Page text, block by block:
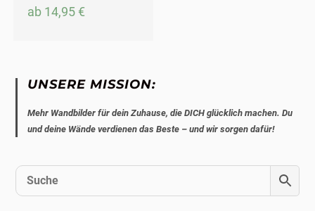
ab 14,95 €
UNSERE MISSION:
Mehr Wandbilder für dein Zuhause, die DICH glücklich machen. Du
und deine Wände verdienen das Beste – und wir sorgen dafür!